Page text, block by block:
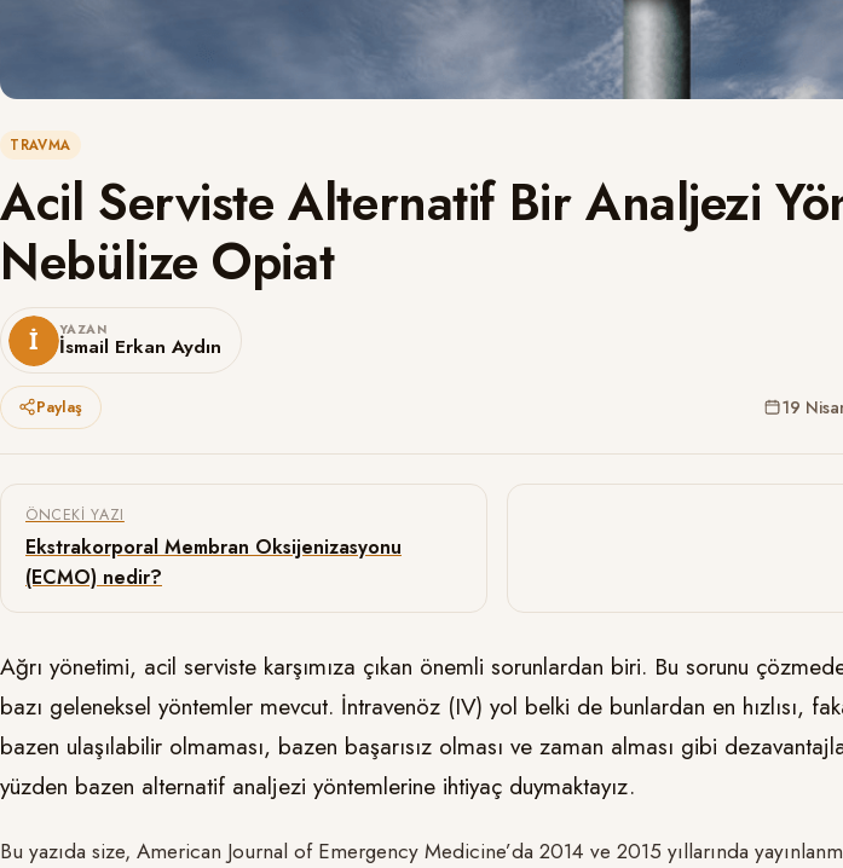
TRAVMA
Acil Serviste Alternatif Bir Analjezi
Nebülize Opiat
YAZAN
İsmail Erkan Aydın
19
Paylaş
Yazı gezinmesi
ÖNCEKI YAZI
Ekstrakorporal Membran Oksijenizasyonu
(ECMO) nedir?
Ağrı yönetimi, acil serviste karşımıza çıkan önemli sorunlardan biri. Bu sorunu
bazı geleneksel yöntemler mevcut. İntravenöz (IV) yol belki de bunlardan en hızlısı,
bazen ulaşılabilir olmaması, bazen başarısız olması ve zaman alması gibi
yüzden bazen alternatif analjezi yöntemlerine ihtiyaç duymaktayız.
Bu yazıda size, American Journal of Emergency Medicine’da 2014 ve 2015 yıllarında